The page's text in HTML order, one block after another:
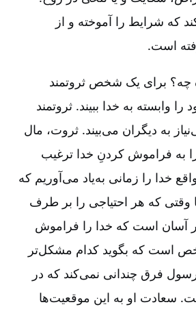
که شرایط را آموخته و از
است‌.
چه‌؟ برای یک شخص ثروتمند
وابسته به خدا ببیند. ثروتمند
به دیگران می‌بیند. ثروت‌، مال
به فراموش کردنِ خدا ترغیب
خدا را زمانی به‌یاد می‌آوریم که
وقتی که هر احتیاجی را بر طرف
آسان است که خدا را فراموش
است که بگوید کدام مشکل‌تر
فرق چندانی نمی‌کند که در
سعادت او به این موقعیت‌ها